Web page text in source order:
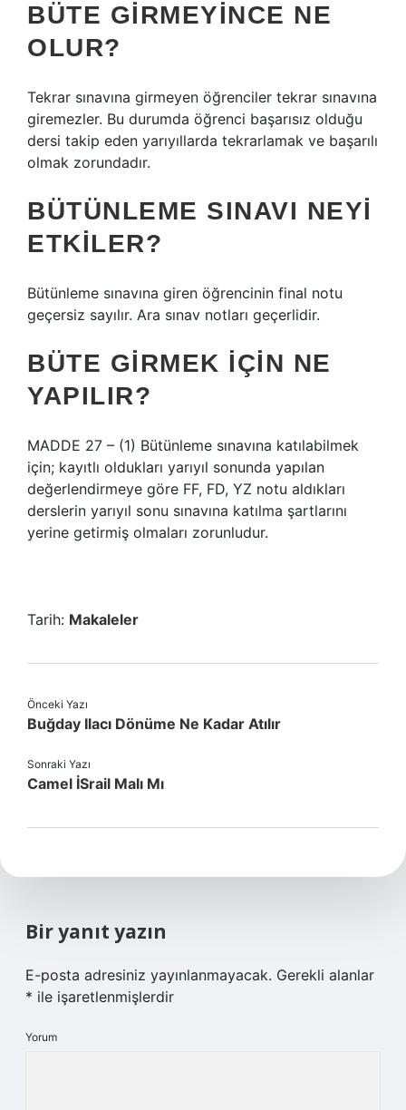
BÜTE GIRMEYINCE NE
OLUR?
Tekrar sınavına girmeyen öğrenciler tekrar sınavına
giremezler. Bu durumda öğrenci başarısız olduğu
dersi takip eden yarıyıllarda tekrarlamak ve başarılı
olmak zorundadır.
BÜTÜNLEME SINAVI NEYI
ETKILER?
Bütünleme sınavına giren öğrencinin final notu
geçersiz sayılır. Ara sınav notları geçerlidir.
BÜTE GIRMEK IÇIN NE
YAPILIR?
MADDE 27 – (1) Bütünleme sınavına katılabilmek
için; kayıtlı oldukları yarıyıl sonunda yapılan
değerlendirmeye göre FF, FD, YZ notu aldıkları
derslerin yarıyıl sonu sınavına katılma şartlarını
yerine getirmiş olmaları zorunludur.
Tarih: Makaleler
Önceki Yazı
Buğday Ilacı Dönüme Ne Kadar Atılır
Sonraki Yazı
Camel İSrail Malı Mı
Bir yanıt yazın
E-posta adresiniz yayınlanmayacak. Gerekli alanlar
* ile işaretlenmişlerdir
Yorum